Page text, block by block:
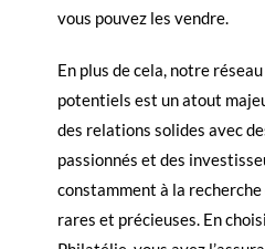
vous pouvez les vendre.
En plus de cela, notre
potentiels est un atout
des relations solides avec
passionnés et des
constamment à la
rares et précieuses. En